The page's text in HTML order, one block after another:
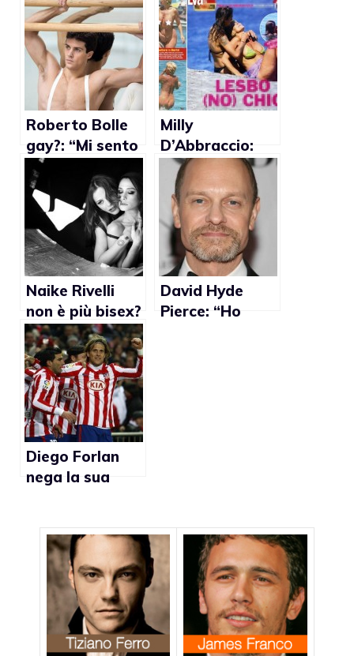
Roberto Bolle
gay?: “Mi sento
libero di non
soddisfare
questa
curiosità”
Milly
D’Abbraccio:
“Preferisco le
donne perché
con gli uomini
non riesco mai
a sentirmi a mio
agio”
Naike Rivelli
non è più bisex?
David Hyde
Pierce: “Ho
Diego Forlan
nega la sua